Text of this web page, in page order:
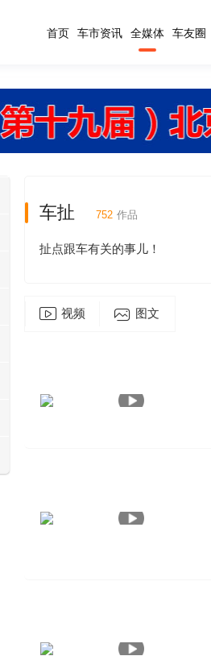
首页 车市资讯 全媒体 车友圈
车扯 752 作品
扯点跟车有关的事儿！
视频 图文